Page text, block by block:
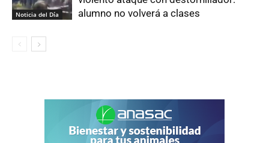
Noticia del Día
alumno no volverá a clases